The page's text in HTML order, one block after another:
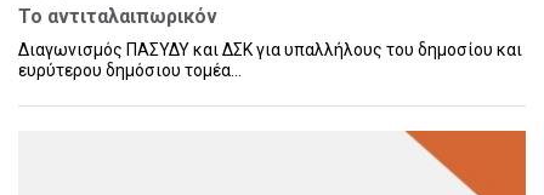
Το αντιταλαιπωρικόν
Διαγωνισμός ΠΑΣΥΔΥ και ΔΣΚ για υπαλλήλους του δημοσίου και
ευρύτερου δημόσιου τομέα...